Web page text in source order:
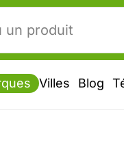
Villes Blog